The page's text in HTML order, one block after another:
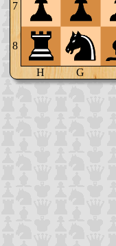
7
8
H G